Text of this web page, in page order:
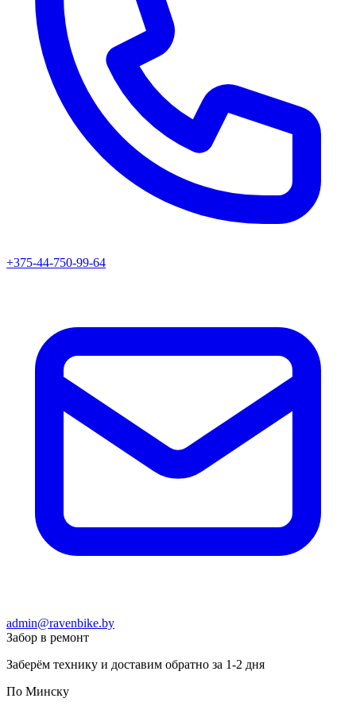
+375-44-750-99-64
admin@ravenbike.by
Забор в ремонт
Заберём технику и доставим обратно за 1-2 дня
По Минску